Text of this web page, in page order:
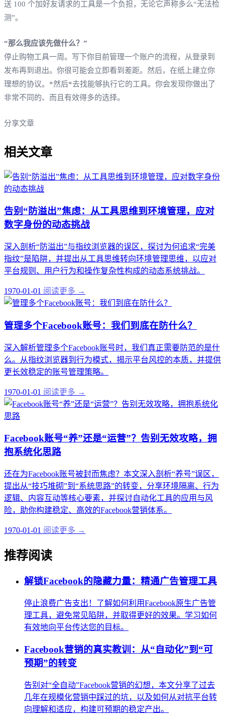
送 100 个加好友请求的工具是一个负担，无论它声称多么“无法检
测”。
“那么我应该先做什么？”
停止购物工具一周。写下你目前管理一个账户的流程，从登录到
发布再到退出。你很可能会立即看到差距。然后，在纸上建立你
理想的协议。*然后*去找能够执行它的工具。你会发现你做出了
非常不同的、而且有效得多的选择。
分享文章
相关文章
告别“防溢出”焦虑：从工具思维到环境管理，应对
数字身份的动态挑战
深入剖析“防溢出”与指纹浏览器的误区，探讨为何追求“完美
指纹”是陷阱，并提出从工具思维转向环境管理思维，以应对
平台规则、用户行为和操作复杂性构成的动态系统挑战。
1970-01-01 阅读更多 →
管理多个Facebook账号：我们到底在防什么？
深入解析管理多个Facebook账号时，我们真正需要防范的是什
么。从指纹浏览器到行为模式，揭示平台风控的本质，并提供
更长效稳定的账号管理策略。
1970-01-01 阅读更多 →
Facebook账号“养”还是“运营”？告别无效攻略，拥
抱系统化思路
还在为Facebook账号被封而焦虑？本文深入剖析“养号”误区，
提出从“技巧堆砌”到“系统思路”的转变，分享环境隔离、行为
逻辑、内容互动等核心要素，并探讨自动化工具的应用与风
险，助你构建稳定、高效的Facebook营销体系。
1970-01-01 阅读更多 →
推荐阅读
解锁Facebook的隐藏力量：精通广告管理工具
停止浪费广告支出！了解如何利用Facebook原生广告管
理工具，避免常见陷阱，并取得更好的效果。学习如何
有效地向平台传达您的目标。
Facebook营销的真实教训：从“自动化”到“可
预期”的转变
告别对“全自动”Facebook营销的幻想，本文分享了过去
几年在规模化营销中踩过的坑，以及如何从对抗平台转
向理解和适应，构建可预期的稳定产出。